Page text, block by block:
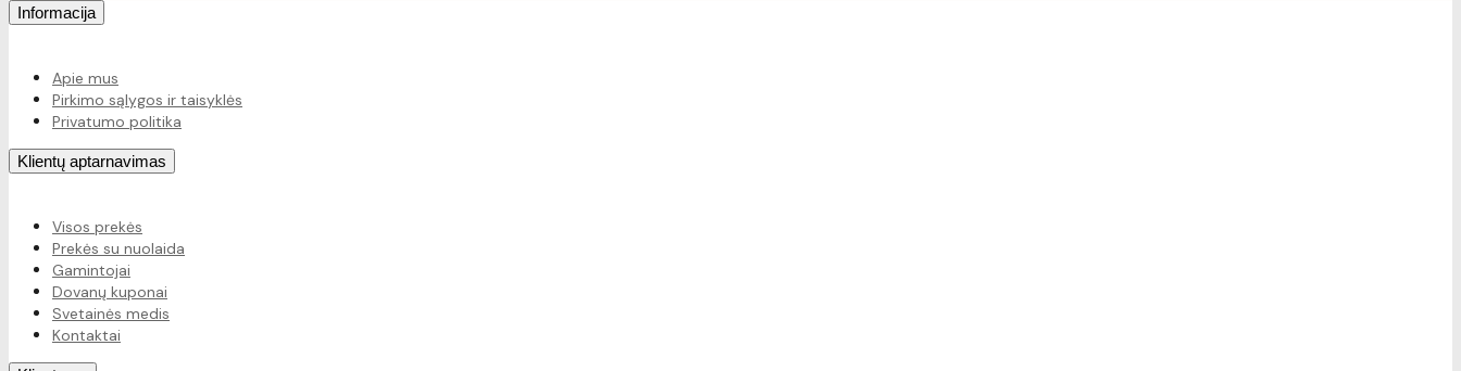
Informacija
Apie mus
Pirkimo sąlygos ir taisyklės
Privatumo politika
Klientų aptarnavimas
Visos prekės
Prekės su nuolaida
Gamintojai
Dovanų kuponai
Svetainės medis
Kontaktai